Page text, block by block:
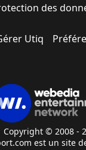
des
Utiq
Copyright © 2008 -
est un site